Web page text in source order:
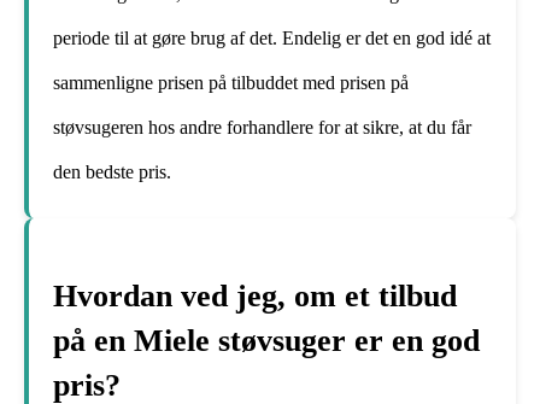
periode til at gøre brug af det. Endelig er det en god idé at
sammenligne prisen på tilbuddet med prisen på
støvsugeren hos andre forhandlere for at sikre, at du får
den bedste pris.
Hvordan ved jeg, om et tilbud
på en Miele støvsuger er en god
pris?